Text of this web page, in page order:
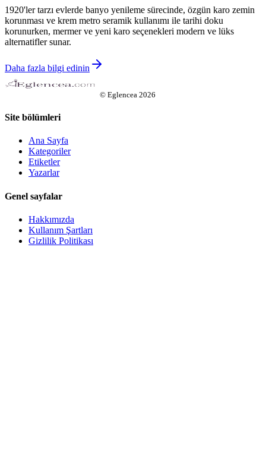
1920'ler tarzı evlerde banyo yenileme sürecinde, özgün karo zemin
korunması ve krem metro seramik kullanımı ile tarihi doku
korunurken, mermer ve yeni karo seçenekleri modern ve lüks
alternatifler sunar.
Daha fazla bilgi edinin
© Eglencea 2026
Site bölümleri
Ana Sayfa
Kategoriler
Etiketler
Yazarlar
Genel sayfalar
Hakkımızda
Kullanım Şartları
Gizlilik Politikası